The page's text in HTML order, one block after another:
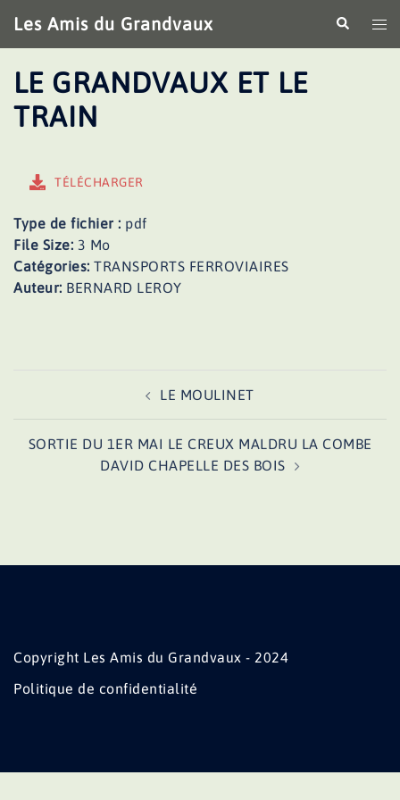
au
contenu
Les Amis du Grandvaux
le
LE GRANDVAUX ET LE
TRAIN
TÉLÉCHARGER
Type de fichier : pdf
File Size: 3 Mo
Catégories: TRANSPORTS FERROVIAIRES
Auteur: BERNARD LEROY
LE MOULINET
SORTIE DU 1ER MAI LE CREUX MALDRU LA COMBE
DAVID CHAPELLE DES BOIS
Copyright Les Amis du Grandvaux - 2024
Politique de confidentialité